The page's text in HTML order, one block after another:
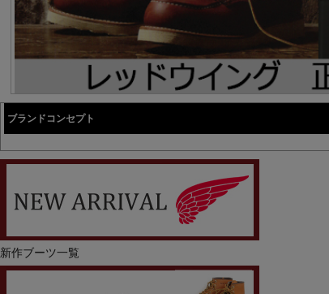
ブランドコンセプト
新作ブーツ一覧